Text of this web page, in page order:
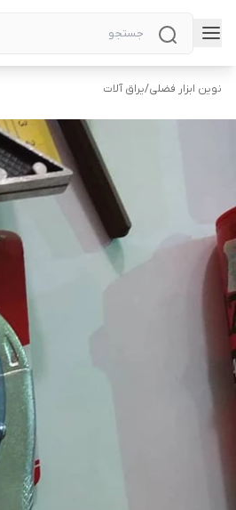
نوین ابزار فضلی/یراق آلات